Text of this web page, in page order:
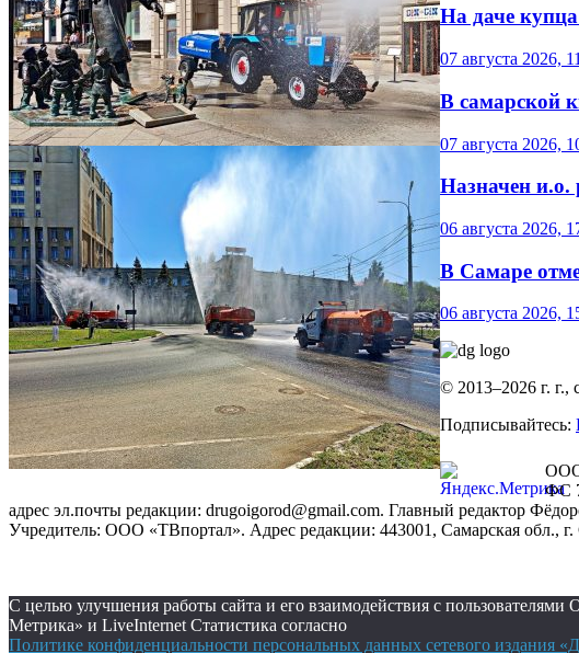
На даче
07 августа 2026,
В самарской
07 августа 2026,
Назначен и.о.
06 августа 2026,
В Самаре
06 августа 2026,
© 2013–2026 г. г.,
Подписывайтесь:
ООО
ФС
адрес эл.почты редакции: drugoigorod@gmail.com. Главный редактор
Учредитель: ООО «ТВпортал». Адрес редакции: 443001, Самарская обл.,
С целью улучшения работы сайта и его взаимодействия с
Метрика» и LiveInternet Статистика согласно
Политике конфиденциальности персональных данных сетевого издания